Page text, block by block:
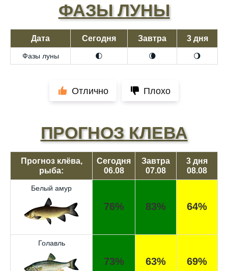
ФАЗЫ ЛУНЫ
Дата Сегодня Завтра 3 дня
Фазы луны 🌓 🌘 🌖
Отлично Плохо
ПРОГНОЗ КЛЕВА
Прогноз клёва,
рыба:
Сегодня
06.08
Завтра
07.08
3 дня
08.08
Белый амур
76% 83% 64%
Голавль
73% 63% 69%